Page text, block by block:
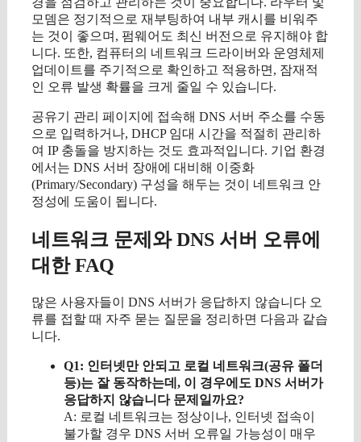
모뎀은 정기적으로 재부팅하여 내부 캐시를 비워주
는 것이 좋으며, 펌웨어도 최신 버전으로 유지해야 합
니다. 또한, 컴퓨터의 네트워크 드라이버와 운영체제
업데이트를 주기적으로 확인하고 적용하면, 잠재적
인 오류 발생 확률을 크게 줄일 수 있습니다.
공유기 관리 페이지에 접속해 DNS 서버 주소를 수동
으로 입력하거나, DHCP 임대 시간을 적절히 관리하
여 IP 충돌을 방지하는 것도 효과적입니다. 기업 환경
에서는 DNS 서버 장애에 대비해 이중화
(Primary/Secondary) 구성을 해두는 것이 네트워크 안
정성에 도움이 됩니다.
네트워크 문제와 DNS 서버 오류에
대한 FAQ
많은 사용자들이 DNS 서버가 응답하지 않습니다 오
류를 접할 때 자주 묻는 질문을 정리하면 다음과 같습
니다.
Q1: 인터넷만 안되고 로컬 네트워크(공유 폴더
등)는 잘 동작하는데, 이 경우에도 DNS 서버가
응답하지 않습니다 문제일까요?
A: 로컬 네트워크는 정상이나, 인터넷 접속이
불가할 경우 DNS 서버 오류일 가능성이 매우